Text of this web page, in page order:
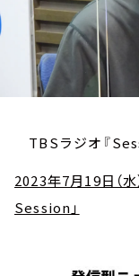
TBSラジオ『
2023年7月19日（
Session」